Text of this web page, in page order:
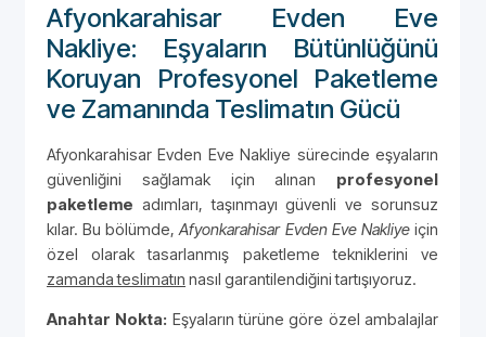
Afyonkarahisar Evden Eve
Nakliye: Eşyaların Bütünlüğünü
Koruyan Profesyonel Paketleme
ve Zamanında Teslimatın Gücü
Afyonkarahisar Evden Eve Nakliye sürecinde eşyaların
güvenliğini sağlamak için alınan profesyonel
paketleme adımları, taşınmayı güvenli ve sorunsuz
kılar. Bu bölümde,Afyonkarahisar Evden Eve Nakliyeiçin
özel olarak tasarlanmış paketleme tekniklerini ve
zamanda teslimatın nasıl garantilendiğini tartışıyoruz.
Anahtar Nokta: Eşyaların türüne göre özel ambalajlar